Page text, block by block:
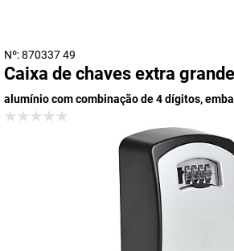
Nº: 870337 49
Caixa de chaves extra grande
alumínio com combinação de 4 dígitos,